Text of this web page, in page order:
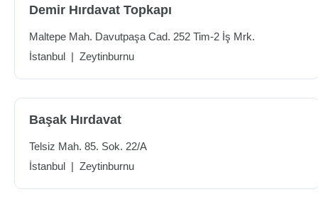
Demir Hırdavat Topkapı
Maltepe Mah. Davutpaşa Cad. 252 Tim-2 İş Mrk.
İstanbul | Zeytinburnu
Başak Hırdavat
Telsiz Mah. 85. Sok. 22/A
İstanbul | Zeytinburnu